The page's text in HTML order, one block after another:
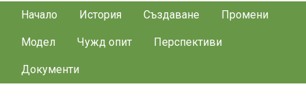
Constitution menu
Начало История Създаване Промени
Модел Чужд опит Перспективи
Документи